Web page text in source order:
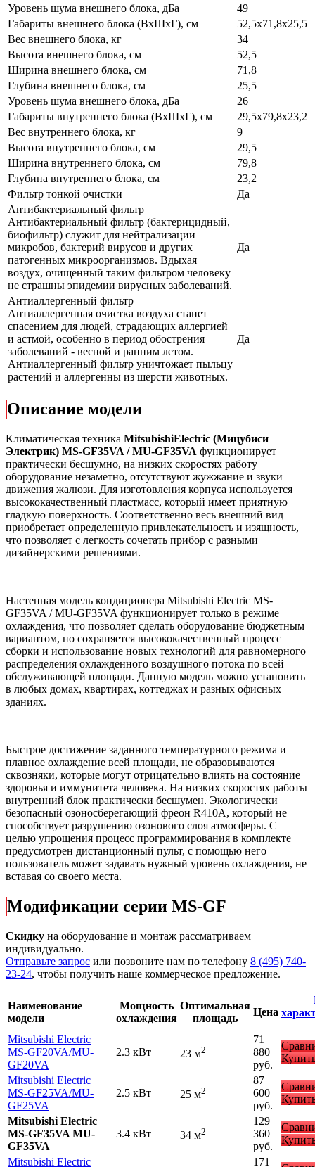
Уровень шума внешнего блока, дБа
49
Габариты внешнего блока (ВхШхГ), см
52,5х71,8х25,5
Вес внешнего блока, кг
34
Высота внешнего блока, см
52,5
Ширина внешнего блока, см
71,8
Глубина внешнего блока, см
25,5
Уровень шума внешнего блока, дБа
26
Габариты внутреннего блока (ВхШхГ), см
29,5x79,8x23,2
Вес внутреннего блока, кг
9
Высота внутреннего блока, см
29,5
Ширина внутреннего блока, см
79,8
Глубина внутреннего блока, см
23,2
Фильтр тонкой очистки
Да
Антибактериальный фильтр
Антибактериальный фильтр (бактерицидный,
биофильтр) служит для нейтрализации
микробов, бактерий вирусов и других
патогенных микроорганизмов. Вдыхая
воздух, очищенный таким фильтром человеку
не страшны эпидемии вирусных заболеваний.
Да
Антиаллергенный фильтр
Антиаллергенная очистка воздуха станет
спасением для людей, страдающих аллергией
и астмой, особенно в период обострения
заболеваний - весной и ранним летом.
Антиаллергенный фильтр уничтожает пыльцу
растений и аллергенны из шерсти животных.
Да
Описание модели
Климатическая техника MitsubishiElectric (Мицубиси
Электрик) MS-GF35VA / MU-GF35VA функционирует
практически бесшумно, на низких скоростях работу
оборудование незаметно, отсутствуют жужжание и звуки
движения жалюзи. Для изготовления корпуса используется
высококачественный пластмасс, который имеет приятную
гладкую поверхность. Соответственно весь внешний вид
приобретает определенную привлекательность и изящность,
что позволяет с легкость сочетать прибор с разными
дизайнерскими решениями.
Настенная модель кондиционера Mitsubishi Electric MS-
GF35VA / MU-GF35VA функционирует только в режиме
охлаждения, что позволяет сделать оборудование бюджетным
вариантом, но сохраняется высококачественный процесс
сборки и использование новых технологий для равномерного
распределения охлажденного воздушного потока по всей
обслуживающей площади. Данную модель можно установить
в любых домах, квартирах, коттеджах и разных офисных
зданиях.
Быстрое достижение заданного температурного режима и
плавное охлаждение всей площади, не образовываются
сквозняки, которые могут отрицательно влиять на состояние
здоровья и иммунитета человека. На низких скоростях работы
внутренний блок практически бесшумен. Экологически
безопасный озоносберегающий фреон R410A, который не
способствует разрушению озонового слоя атмосферы. С
целью упрощения процесс программирования в комплекте
предусмотрен дистанционный пульт, с помощью него
пользователь может задавать нужный уровень охлаждения, не
вставая со своего места.
Модификации серии MS-GF
Скидку на оборудование и монтаж рассматриваем
индивидуально.
Отправьте запрос или позвоните нам по телефону 8 (495) 740-
23-24, чтобы получить наше коммерческое предложение.
Наименование
модели
Мощность
охлаждения
Оптимальная
площадь
Цена
Mitsubishi Electric
MS-GF20VA/MU-
GF20VA
2.3 кВт 23 м2
71
880
руб.
Mitsubishi Electric
MS-GF25VA/MU-
GF25VA
2.5 кВт 25 м2
87
600
руб.
Mitsubishi Electric
MS-GF35VA MU-
GF35VA
3.4 кВт 34 м2
129
360
руб.
Mitsubishi Electric
171